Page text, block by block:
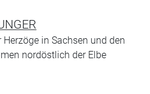
Herzöge in Sachsen und den
nordöstlich der Elbe